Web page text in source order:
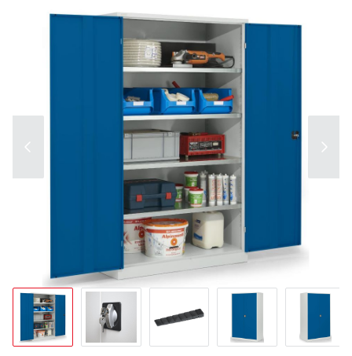
Bildergalerie überspringen